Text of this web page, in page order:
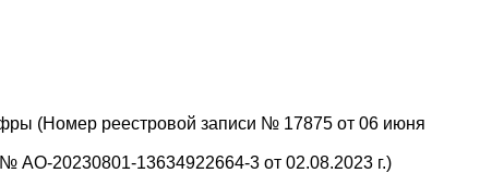
(Номер реестровой записи № 17875 от 06 июня
АО-20230801-13634922664-3 от 02.08.2023 г.)